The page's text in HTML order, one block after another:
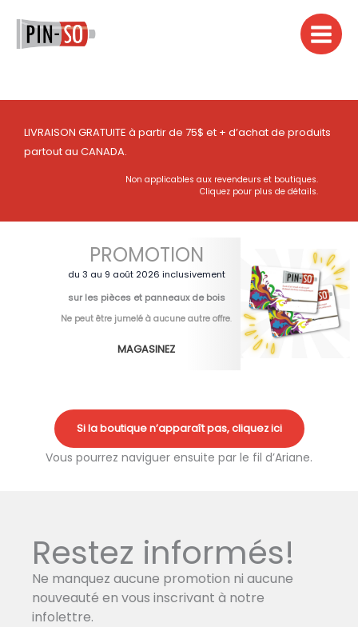
contenu
LIVRAISON GRATUITE à partir de 75$ et + d’achat de produits
partout au CANADA.
Non applicables aux revendeurs et boutiques.
Cliquez pour plus de détails.
PROMOTION
du 3 au 9 août 2026 inclusivement
sur les pièces et panneaux de bois
Ne peut être jumelé à aucune autre offre.
MAGASINEZ
Si la boutique n’apparaît pas, cliquez ici
Vous pourrez naviguer ensuite par le fil d’Ariane.
Restez informés!
Ne manquez aucune promotion ni aucune
nouveauté en vous inscrivant à notre
infolettre.